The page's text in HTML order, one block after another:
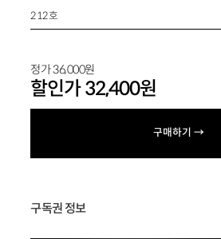
정가36,000원
할인가32,400원
구매하기 →
구독권 정보